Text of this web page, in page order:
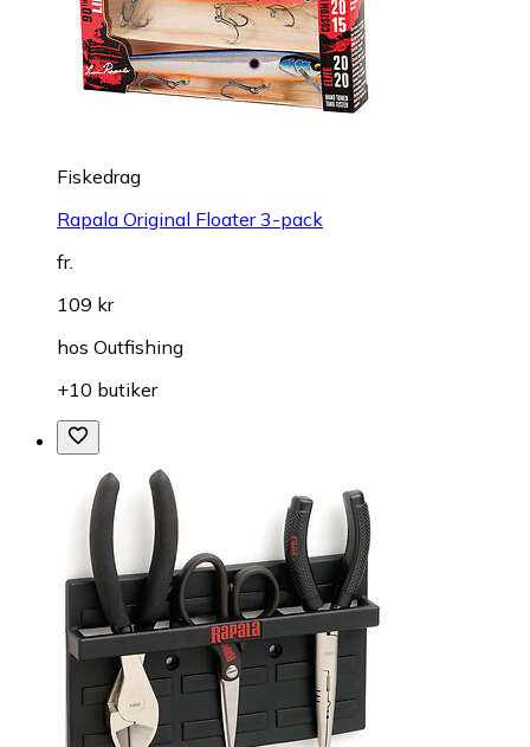
Fiskedrag
Rapala Original Floater 3-pack
fr.
109 kr
hos Outfishing
+10 butiker